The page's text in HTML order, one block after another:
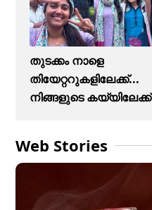
തുടക്കം നാളെ
തിയേറ്ററുകളിലേക്ക്...
നിങ്ങളുടെ കയ്യിലേക്ക്
Web Stories